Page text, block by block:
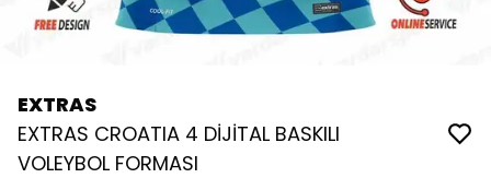
EXTRAS
EXTRAS CROATIA 4 DİJİTAL BASKILI
VOLEYBOL FORMASI